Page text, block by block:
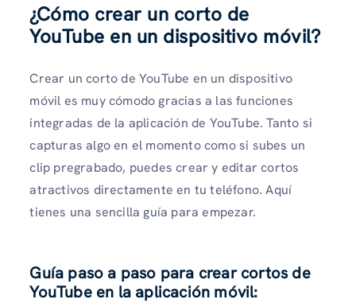
¿Cómo crear un corto de
YouTube en un dispositivo móvil?
Crear un corto de YouTube en un dispositivo
móvil es muy cómodo gracias a las funciones
integradas de la aplicación de YouTube. Tanto si
capturas algo en el momento como si subes un
clip pregrabado, puedes crear y editar cortos
atractivos directamente en tu teléfono. Aquí
tienes una sencilla guía para empezar.
Guía paso a paso para crear cortos de
YouTube en la aplicación móvil: